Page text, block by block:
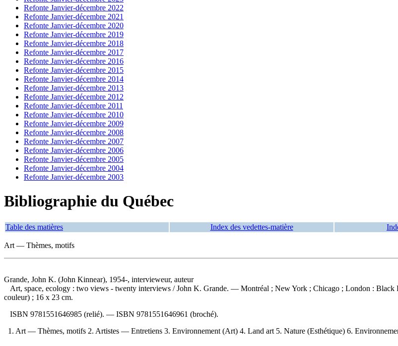
Refonte Janvier-décembre 2022
Refonte Janvier-décembre 2021
Refonte Janvier-décembre 2020
Refonte Janvier-décembre 2019
Refonte Janvier-décembre 2018
Refonte Janvier-décembre 2017
Refonte Janvier-décembre 2016
Refonte Janvier-décembre 2015
Refonte Janvier-décembre 2014
Refonte Janvier-décembre 2013
Refonte Janvier-décembre 2012
Refonte Janvier-décembre 2011
Refonte Janvier-décembre 2010
Refonte Janvier-décembre 2009
Refonte Janvier-décembre 2008
Refonte Janvier-décembre 2007
Refonte Janvier-décembre 2006
Refonte Janvier-décembre 2005
Refonte Janvier-décembre 2004
Refonte Janvier-décembre 2003
Bibliographie du Québec
Table des matières Index des vedettes-matière
Art — Thèmes, motifs
Grande, John K. (John Kinnear), 1954-, intervieweur, auteur
Art, space, ecology : two views - twenty interviews / John K. Grande. — Montréal ; New York ; Chicago ; London : Black
couleur) ; 16 x 23 cm.
ISBN 9781551646985 (relié). — ISBN 9781551646961 (broché).
1. Art — Thèmes, motifs 2. Artistes — Entretiens 3. Environnement (Art) 4. Land art 5. Nature (Esthétique) 6.